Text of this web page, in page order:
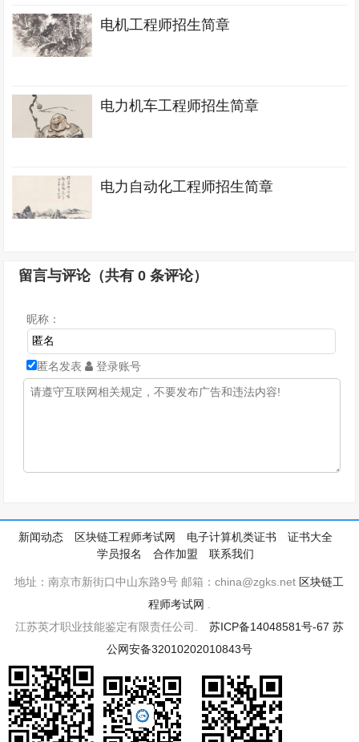
电机工程师招生简章
电力机车工程师招生简章
电力自动化工程师招生简章
留言与评论（共有0 条评论）
昵称：
匿名发表 登录账号
新闻动态 区块链工程师考试网 电子计算机类证书
证书大全
学员报名
合作加盟 联系我们
地址：南京市新街口中山东路9号 邮箱：china@zgks.net 区块链工
程师考试网
江苏英才职业技能鉴定有限责任公司. 苏ICP备14048581号-67 苏
公网安备32010202010843号